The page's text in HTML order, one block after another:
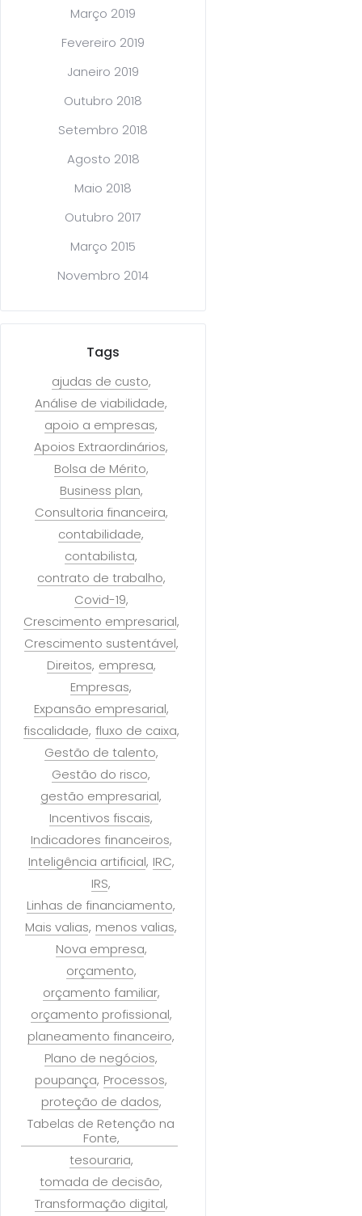
Março 2019
Fevereiro 2019
Janeiro 2019
Outubro 2018
Setembro 2018
Agosto 2018
Maio 2018
Outubro 2017
Março 2015
Novembro 2014
Tags
ajudas de custo
Análise de viabilidade
apoio a empresas
Apoios Extraordinários
Bolsa de Mérito
Business plan
Consultoria financeira
contabilidade
contabilista
contrato de trabalho
Covid-19
Crescimento empresarial
Crescimento sustentável
Direitos empresa
Empresas
Expansão empresarial
fiscalidade fluxo de caixa
Gestão de talento
Gestão do risco
gestão empresarial
Incentivos fiscais
Indicadores financeiros
Inteligência artificial IRC
IRS
Linhas de financiamento
Mais valias menos valias
Nova empresa
orçamento
orçamento familiar
orçamento profissional
planeamento financeiro
Plano de negócios
poupança Processos
proteção de dados
Tabelas de Retenção na
Fonte
tesouraria
tomada de decisão
Transformação digital